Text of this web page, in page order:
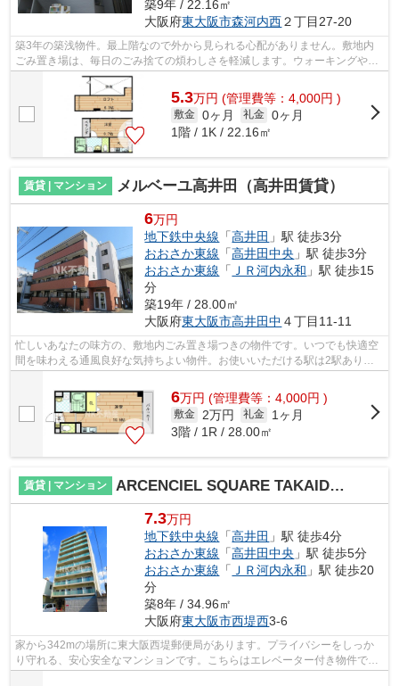
築9年 / 22.16㎡
大阪府東大阪市森河内西２丁目27-20
築3年の築浅物件。最上階なので外から見られる心配がありません。敷地内
ごみ置き場は、毎日のごみ捨ての煩わしさを軽減します。ウォーキングやラ
ンニングが趣味の方に住んでもらいたい...
5.3万円 (管理費等：4,000円 )
敷金 0ヶ月 礼金 0ヶ月
1階 / 1K / 22.16㎡
賃貸 | マンション メルベーユ高井田（高井田賃貸）
6万円
地下鉄中央線 「高井田 」駅 徒歩3分
おおさか東線 「高井田中央 」駅 徒歩3分
おおさか東線 「 ＪＲ河内永和 」駅 徒歩15
分
築19年 / 28.00㎡
大阪府東大阪市高井田中 ４丁目11-11
忙しいあなたの味方の、敷地内ごみ置き場つきの物件です。いつでも快適空
間を味わえる通風良好な気持ちよい物件。お使いいただける駅は2駅あり、
6万円 (管理費等：4,000円 )
敷金 2万円 礼金
1ヶ月
3階 / 1R / 28.00㎡
賃貸 | マンション ARCENCIEL SQUARE TAKAIDA(高井田賃貸）
7.3万円
地下鉄中央線 「高井田 」駅 徒歩4分
おおさか東線 「高井田中央 」駅 徒歩5分
おおさか東線 「 ＪＲ河内永和 」駅 徒歩20
分
築8年 / 34.96㎡
大阪府東大阪市西堤西3-6
家から342mの場所に東大阪西堤郵便局があります。プライバシーをしっか
り守れる、安心安全なマンションです。こちらはエレベーター付き物件で
す。徒歩4分で駅にアクセス可能な、魅力的...